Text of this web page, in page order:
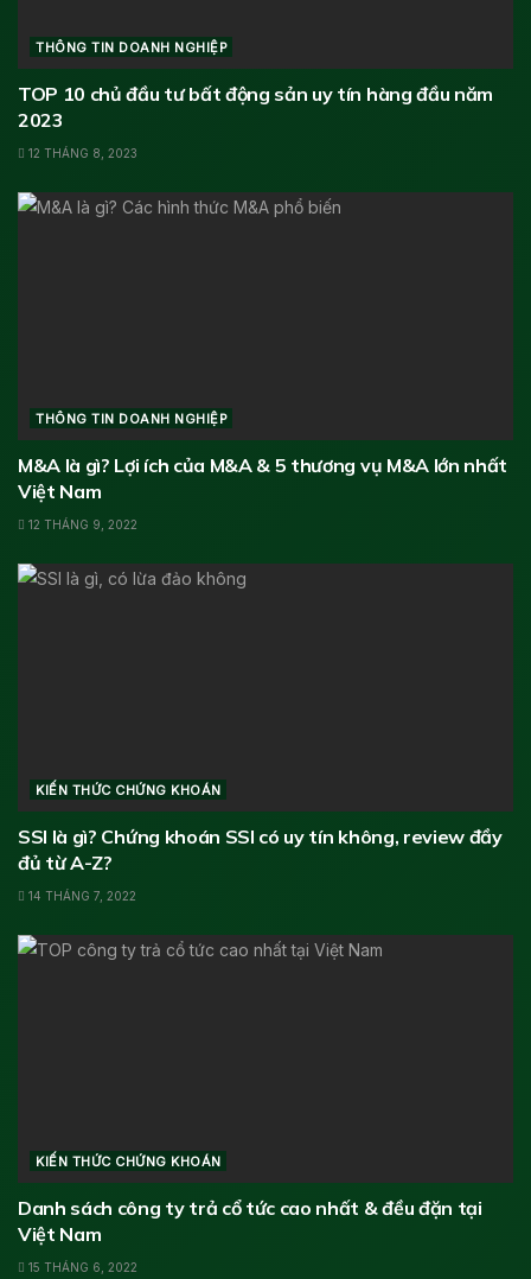
THÔNG TIN DOANH NGHIỆP
TOP 10 chủ đầu tư bất động sản uy tín hàng đầu năm
2023
12 THÁNG 8, 2023
THÔNG TIN DOANH NGHIỆP
M&A là gì? Lợi ích của M&A & 5 thương vụ M&A lớn nhất
Việt Nam
12 THÁNG 9, 2022
KIẾN THỨC CHỨNG KHOÁN
SSI là gì? Chứng khoán SSI có uy tín không, review đầy
đủ từ A-Z?
14 THÁNG 7, 2022
KIẾN THỨC CHỨNG KHOÁN
Danh sách công ty trả cổ tức cao nhất & đều đặn tại
Việt Nam
15 THÁNG 6, 2022